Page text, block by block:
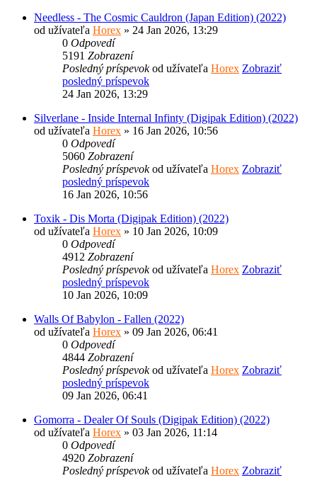
Needless - The Cosmic Cauldron (Japan Edition) (2022)
od užívateľa Horex » 24 Jan 2026, 13:29
0 Odpovedí
5191 Zobrazení
Posledný príspevokod užívateľa Horex Zobraziť
posledný príspevok
24 Jan 2026, 13:29
Silverlane - Inside Internal Infinty (Digipak Edition) (2022)
od užívateľa Horex » 16 Jan 2026, 10:56
0 Odpovedí
5060 Zobrazení
Posledný príspevokod užívateľa Horex Zobraziť
posledný príspevok
16 Jan 2026, 10:56
Toxik - Dis Morta (Digipak Edition) (2022)
od užívateľa Horex » 10 Jan 2026, 10:09
0 Odpovedí
4912 Zobrazení
Posledný príspevokod užívateľa Horex Zobraziť
posledný príspevok
10 Jan 2026, 10:09
Walls Of Babylon - Fallen (2022)
od užívateľa Horex » 09 Jan 2026, 06:41
0 Odpovedí
4844 Zobrazení
Posledný príspevokod užívateľa Horex Zobraziť
posledný príspevok
09 Jan 2026, 06:41
Gomorra - Dealer Of Souls (Digipak Edition) (2022)
od užívateľa Horex » 03 Jan 2026, 11:14
0 Odpovedí
4920 Zobrazení
Posledný príspevokod užívateľa Horex Zobraziť